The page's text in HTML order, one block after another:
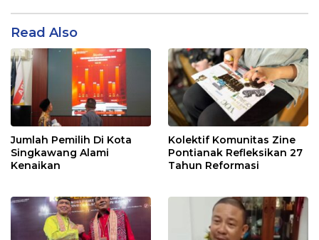
Read Also
Jumlah Pemilih Di Kota
Singkawang Alami
Kenaikan
Kolektif Komunitas Zine
Pontianak Refleksikan 27
Tahun Reformasi